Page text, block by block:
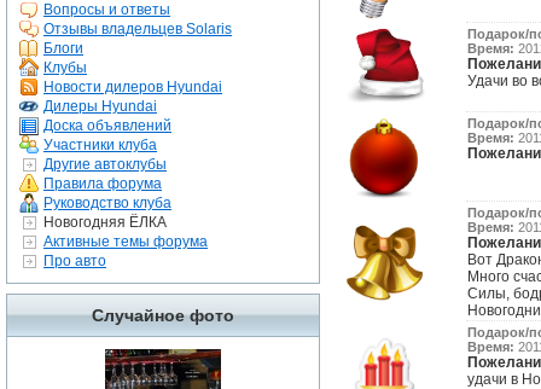
Вопросы и ответы
Отзывы владельцев Solaris
Блоги
Клубы
Новости дилеров Hyundai
Дилеры Hyundai
Доска объявлений
Участники клуба
Другие автоклубы
Правила форума
Руководство клуба
Новогодняя ЁЛКА
Активные темы форума
Про авто
Случайное фото
Подарок/
Время:
Удачи во
Подарок/
Время:
Подарок/
Время:
Вот
Много
Силы,
Подарок/
Время:
удачи в